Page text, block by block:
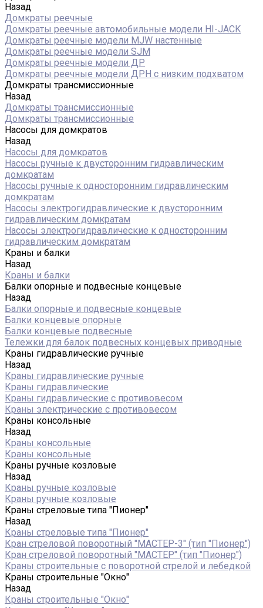
Назад
Домкраты реечные
Домкраты реечные автомобильные модели HI-JACK
Домкраты реечные модели MJW настенные
Домкраты реечные модели SJM
Домкраты реечные модели ДР
Домкраты реечные модели ДРН с низким подхватом
Домкраты трансмиссионные
Назад
Домкраты трансмиссионные
Домкраты трансмиссионные
Насосы для домкратов
Назад
Насосы для домкратов
Насосы ручные к двусторонним гидравлическим
домкратам
Насосы ручные к односторонним гидравлическим
домкратам
Насосы электрогидравлические к двусторонним
гидравлическим домкратам
Насосы электрогидравлические к односторонним
гидравлическим домкратам
Краны и балки
Назад
Краны и балки
Балки опорные и подвесные концевые
Назад
Балки опорные и подвесные концевые
Балки концевые опорные
Балки концевые подвесные
Тележки для балок подвесных концевых приводные
Краны гидравлические ручные
Назад
Краны гидравлические ручные
Краны гидравлические
Краны гидравлические с противовесом
Краны электрические с противовесом
Краны консольные
Назад
Краны консольные
Краны консольные
Краны ручные козловые
Назад
Краны ручные козловые
Краны ручные козловые
Краны стреловые типа "Пионер"
Назад
Краны стреловые типа "Пионер"
Кран стреловой поворотный "МАСТЕР-3" (тип "Пионер")
Кран стреловой поворотный "МАСТЕР" (тип "Пионер")
Краны строительные с поворотной стрелой и лебедкой
Краны строительные "Окно"
Назад
Краны строительные "Окно"